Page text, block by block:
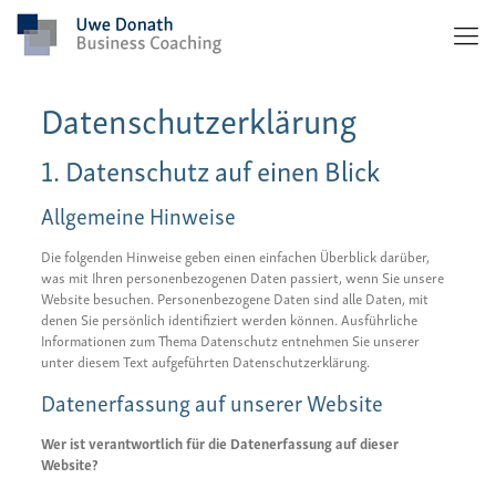
Datenschutzerklärung
1. Datenschutz auf einen Blick
Allgemeine Hinweise
Die folgenden Hinweise geben einen einfachen Überblick darüber,
was mit Ihren personenbezogenen Daten passiert, wenn Sie unsere
Website besuchen. Personenbezogene Daten sind alle Daten, mit
denen Sie persönlich identifiziert werden können. Ausführliche
Informationen zum Thema Datenschutz entnehmen Sie unserer
unter diesem Text aufgeführten Datenschutzerklärung.
Datenerfassung auf unserer Website
Wer ist verantwortlich für die Datenerfassung auf dieser
Website?